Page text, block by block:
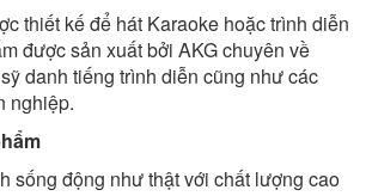
thiết kế để hát Karaoke hoặc trình diễn
được sản xuất bởi AKG chuyên về
danh tiếng trình diễn cũng như các
nghiệp.
sống động như thật với chất lượng cao